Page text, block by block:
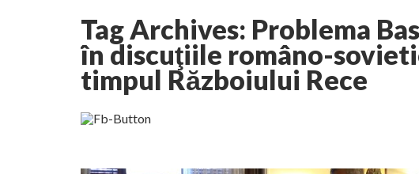
Lepădarea de sine și urmarea lui Hristos. Calea spre
Tag Archives: Problema
în discuţiile româno-
timpul Războiului Rece